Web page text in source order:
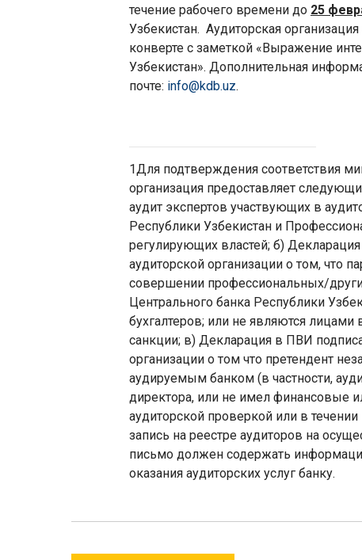
течение рабочего времени до 25
Узбекистан. Аудиторская
конверте с заметкой «Выражение
Узбекистан». Дополнительная
почте: info@kdb.uz.
1Для подтверждения соответствия
организация предоставляет
аудит экспертов участвующих в
Республики Узбекистан и
регулирующих властей; б)
аудиторской организации о том, что
совершении профессиональных/
Центрального банка Республики
бухгалтеров; или не являются
санкции; в) Декларация в ПВИ
организации о том что претендент
аудируемым банком (в частности,
директора, или не имел финансовые
аудиторской проверкой или в
запись на реестре аудиторов на
письмо должен содержать
оказания аудиторских услуг банку.